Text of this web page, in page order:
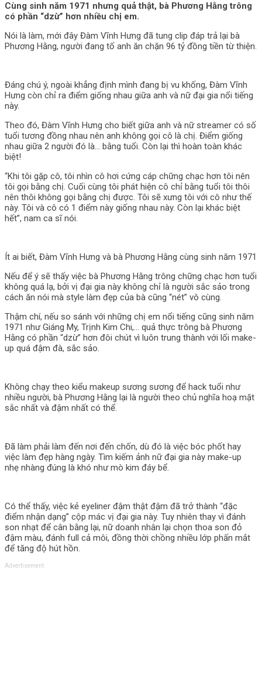
Cùng sinh năm 1971 nhưng quả thật, bà Phương Hằng trông
có phần “dzừ” hơn nhiều chị em.
Nói là làm, mới đây Đàm Vĩnh Hưng đã tung clip đáp trả lại bà
Phương Hằng, người đang tố anh ăn chặn 96 tỷ đồng tiền từ thiện.
Đáng chú ý, ngoài khẳng định mình đang bị vu khống, Đàm Vĩnh
Hưng còn chỉ ra điểm giống nhau giữa anh và nữ đại gia nổi tiếng
này.
Theo đó, Đàm Vĩnh Hưng cho biết giữa anh và nữ streamer có số
tuổi tương đồng nhau nên anh không gọi cô là chị. Điểm giống
nhau giữa 2 người đó là… bằng tuổi. Còn lại thì hoàn toàn khác
biệt!
“Khi tôi gặp cô, tôi nhìn cô hơi cứng cáp chững chạc hơn tôi nên
tôi gọi bằng chị. Cuối cùng tôi phát hiện cô chỉ bằng tuổi tôi thôi
nên thôi không gọi bằng chị được. Tôi sẽ xưng tôi với cô như thế
này. Tôi và cô có 1 điểm này giống nhau này. Còn lại khác biệt
hết”, nam ca sĩ nói.
Ít ai biết, Đàm Vĩnh Hưng và bà Phương Hằng cùng sinh năm 1971
Nếu để ý sẽ thấy việc bà Phương Hằng trông chững chạc hơn tuổi
không quá lạ, bởi vị đại gia này không chỉ là người sắc sảo trong
cách ăn nói mà style làm đẹp của bà cũng “nét” vô cùng.
Thậm chí, nếu so sánh với những chị em nổi tiếng cũng sinh năm
1971 như Giáng My, Trịnh Kim Chi,… quả thực trông bà Phương
Hằng có phần “dzừ” hơn đôi chút vì luôn trung thành với lối make-
up quá đậm đà, sắc sảo.
Không chạy theo kiểu makeup sương sương để hack tuổi như
nhiều người, bà Phương Hằng lại là người theo chủ nghĩa hoạ mặt
sắc nhất và đậm nhất có thể.
Đã làm phải làm đến nơi đến chốn, dù đó là việc bóc phốt hay
việc làm đẹp hàng ngày. Tìm kiếm ảnh nữ đại gia này make-up
nhẹ nhàng đúng là khó như mò kim đáy bể.
Có thể thấy, việc kẻ eyeliner đậm thật đậm đã trở thành “đặc
điểm nhận dạng” cộp mác vị đại gia này. Tuy nhiên thay vì đánh
son nhạt để cân bằng lại, nữ doanh nhân lại chọn thoa son đỏ
đậm màu, đánh full cả môi, đồng thời chồng nhiều lớp phấn mắt
để tăng độ hút hồn.
Advertisement